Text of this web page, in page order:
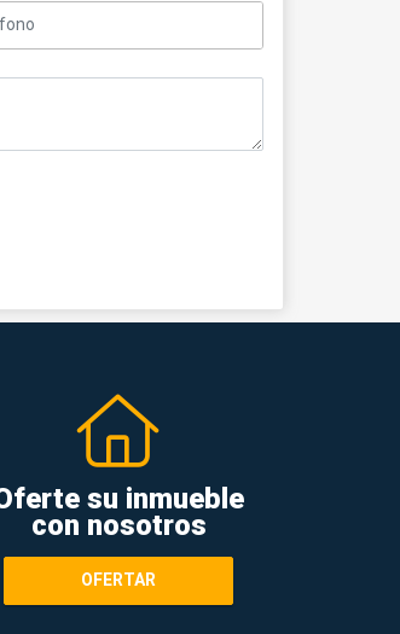
su inmueble
con nosotros
OFERTAR